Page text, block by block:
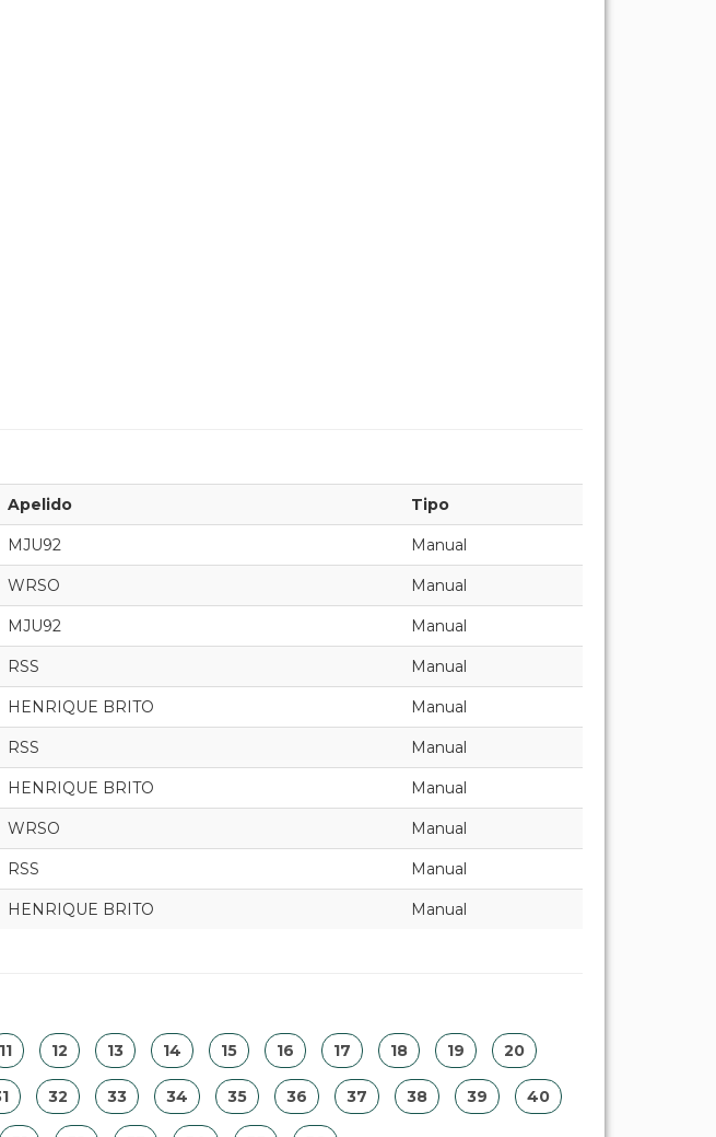
Apelido Tipo
MJU92 Manual
WRSO Manual
MJU92 Manual
RSS Manual
HENRIQUE BRITO Manual
RSS Manual
HENRIQUE BRITO Manual
WRSO Manual
RSS Manual
HENRIQUE BRITO Manual
11 12 13 14 15 16 17 18 19 20
32 33 34 35 36 37 38 39 40